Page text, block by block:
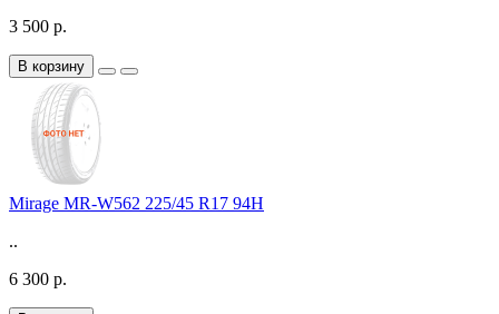
3 500 р.
В корзину
Mirage MR-W562 225/45 R17 94H
..
6 300 р.